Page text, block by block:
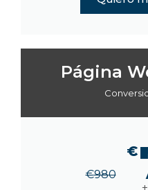
Página
€980
€